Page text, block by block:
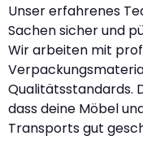
Unser erfahrenes
Sachen sicher und
Wir arbeiten mit
Qualitätsstandards.
dass deine Möbel
Transports gut